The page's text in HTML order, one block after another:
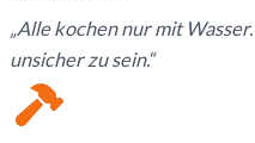
„Alle kochen nur mit
unsicher zu sein.“